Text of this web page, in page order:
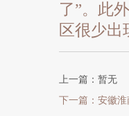
了”。此
区很少
上一篇：暂无
下一篇：安徽